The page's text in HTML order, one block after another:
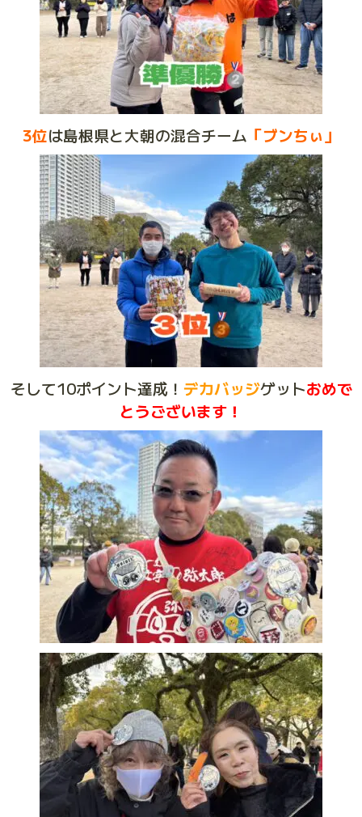
3位は島根県と大朝の混合チーム 「ブンちぃ」
そして10ポイント達成！ デカバッジゲットおめで
とうございます！